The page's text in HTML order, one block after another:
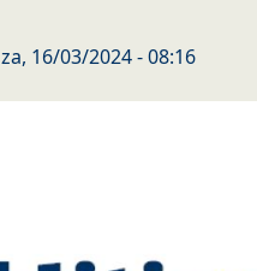
za, 16/03/2024 - 08:16